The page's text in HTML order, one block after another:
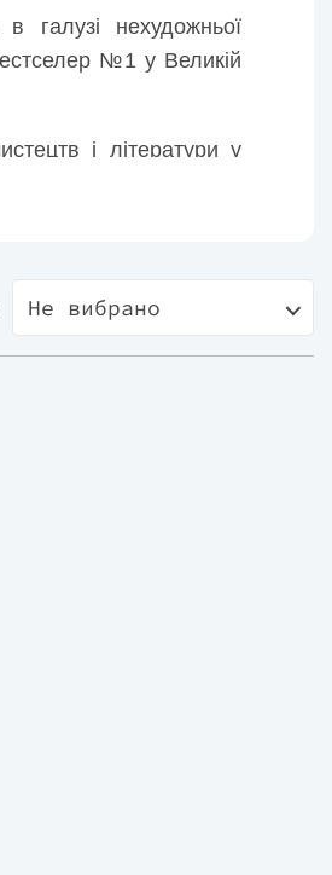
нехудожньої
№1 у Великій
і літератури у
Не вибрано